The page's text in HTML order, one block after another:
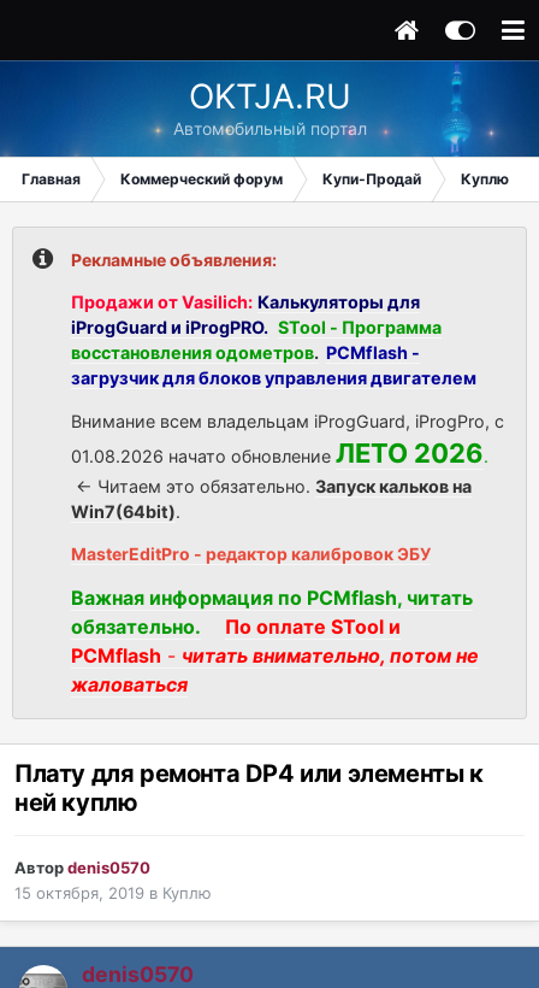
OKTJA.RU
Автомобильный портал
Главная Коммерческий форум Купи-Продай Куплю
Рекламные объявления:
Продажи от Vasilich: Калькуляторы для
iProgGuard и iProgPRO. STool - Программа
восстановления одометров. PCMflash -
загрузчик для блоков управления двигателем
Внимание всем владельцам iProgGuard, iProgPro, с
01.08.2026 начато обновление ЛЕТО 2026.
<- Читаем это обязательно. Запуск кальков на
Win7(64bit).
MasterEditPro - редактор калибровок ЭБУ
Важная информация по PCMflash, читать
обязательно.
По оплате STool и
PCMflash - читать внимательно, потом не
жаловаться
Плату для ремонта DP4 или элементы к
ней куплю
Авторdenis0570
15 октября, 2019 в Куплю
denis0570